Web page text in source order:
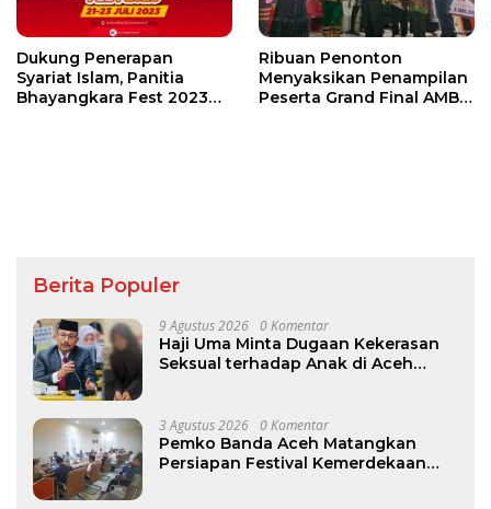
Dukung Penerapan
Syariat Islam, Panitia
Bhayangkara Fest 2023
Ribuan Penonton
Menyaksikan Penampilan
Peserta Grand Final AMB
Berita Populer
9 Agustus 2026 0 Komentar
Haji Uma Minta Dugaan Kekerasan
Seksual terhadap Anak di Aceh
3 Agustus 2026 0 Komentar
Pemko Banda Aceh Matangkan
Persiapan Festival Kemerdekaan